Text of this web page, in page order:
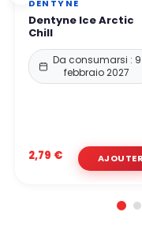
DENTYNE
Dentyne Ice Arctic
Chill
Da consumarsi : 9
febbraio 2027
2,79 €